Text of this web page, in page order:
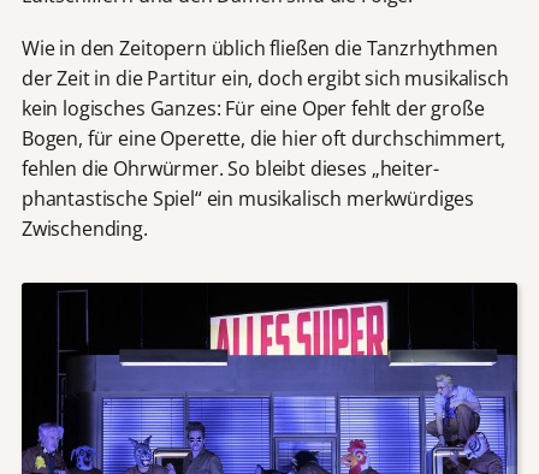
Wie in den Zeitopern üblich fließen die Tanzrhythmen
der Zeit in die Partitur ein, doch ergibt sich musikalisch
kein logisches Ganzes: Für eine Oper fehlt der große
Bogen, für eine Operette, die hier oft durchschimmert,
fehlen die Ohrwürmer. So bleibt dieses „heiter-
phantastische Spiel“ ein musikalisch merkwürdiges
Zwischending.